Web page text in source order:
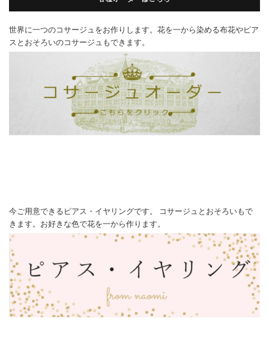
世界に一つのコサージュをお作りします。花を一から染める布花やピア
スとおそろいのコサージュもできます。
今ご用意できるピアス・イヤリングです。 コサージュとおそろいもで
きます。お好きな色で花を一から作ります。